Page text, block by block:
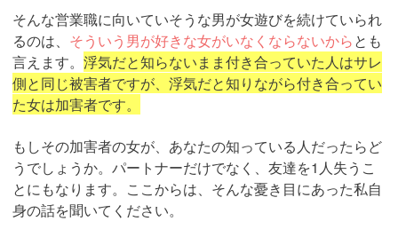
そんな営業職に向いていそうな男が女遊びを続けていられ
るのは、 そういう男が好きな女がいなくならないからとも
言えます。 浮気だと知らないまま付き合っていた人はサレ
側と同じ被害者ですが、浮気だと知りながら付き合ってい
た女は加害者です。
もしその加害者の女が、あなたの知っている人だったらど
うでしょうか。パートナーだけでなく、友達を1人失うこ
とにもなります。ここからは、そんな憂き目にあった私自
身の話を聞いてください。